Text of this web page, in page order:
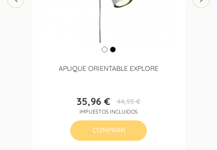
APLIQUE ORIENTABLE EXPLORE
Precio
35,96 €Precio
base
44,95 €
IMPUESTOS INCLUIDOS
COMPRAR